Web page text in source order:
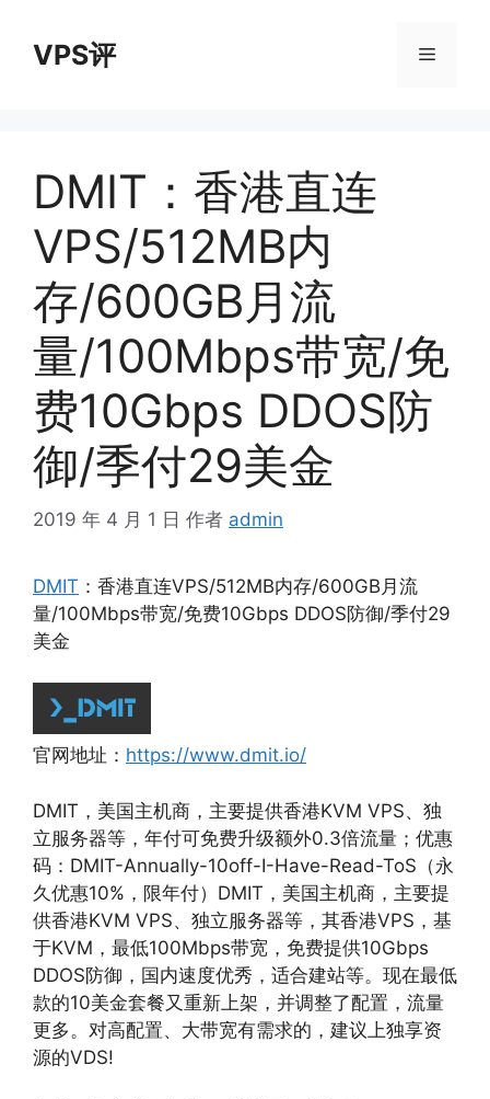
VPS评 菜
DMIT：香港直连
VPS/512MB内
存/600GB月流
量/100Mbps带宽/免
费10Gbps DDOS防
御/季付29美金
2019 年 4 月 1 日 作者 admin
DMIT ：香港直连VPS/512MB内存/600GB月流
量/100Mbps带宽/免费10Gbps DDOS防御/季付29
美金
官网地址： https://www.dmit.io/
DMIT，美国主机商，主要提供香港KVM VPS、独
立服务器等，年付可免费升级额外0.3倍流量；优惠
码：DMIT-Annually-10off-I-Have-Read-ToS（永
久优惠10%，限年付）DMIT，美国主机商，主要提
供香港KVM VPS、独立服务器等，其香港VPS，基
于KVM，最低100Mbps带宽，免费提供10Gbps
DDOS防御，国内速度优秀，适合建站等。现在最低
款的10美金套餐又重新上架，并调整了配置，流量
更多。对高配置、大带宽有需求的，建议上独享资
源的VDS!